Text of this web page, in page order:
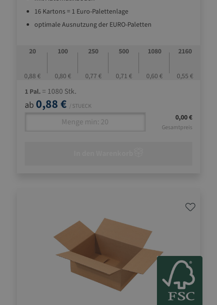
16 Kartons = 1 Euro-Palettenlage
optimale Ausnutzung der EURO-Paletten
mit zusammenstoßenden äußeren
20
0,88 €
100
0,80 €
250
0,77 €
500
0,71 €
1080
0,60 €
2160
0,55 €
1 Pal. = 1080 Stk.
ab 0,88 € / STUECK
0,00 €
Gesamtpreis